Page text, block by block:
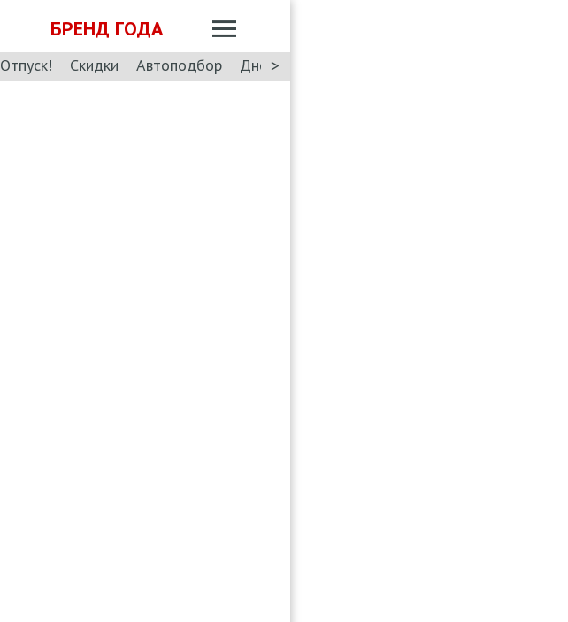
БРЕНД ГОДА
Отпуск! Скидки Автоподбор Дневник: Лада Искра
>